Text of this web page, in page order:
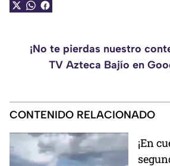
¡No te pierdas nuestro
TV Azteca Bajío en
CONTENIDO RELACIONADO
¡En